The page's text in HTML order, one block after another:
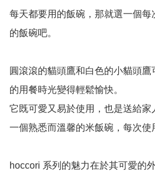
每天都要用的飯碗，那就選一個
的飯碗吧。
圓滾滾的貓頭鷹和白色的小貓頭
的用餐時光變得輕鬆愉快。
它既可愛又易於使用，也是送給家
一個熟悉而溫馨的米飯碗，每次使
hoccori 系列的魅力在於其可愛的